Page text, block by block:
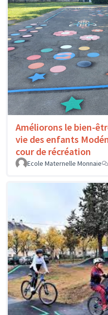
Améliorons le bien-
vie des enfants
cour de récréation
Ecole Maternelle Monnaie